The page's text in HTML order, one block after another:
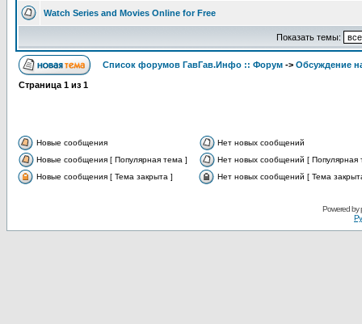
Watch Series and Movies Online for Free
Показать темы:
Список форумов ГавГав.Инфо :: Форум -> Обсуждение
Страница 1 из 1
Новые сообщения
Нет новых сообщений
Новые сообщения [ Популярная тема ]
Нет новых сообщений [ Популярная
Новые сообщения [ Тема закрыта ]
Нет новых сообщений [ Тема
Powered by